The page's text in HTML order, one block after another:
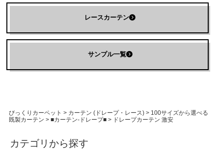
レースカーテン
サンプル一覧
びっくりカーペット > カーテン (ドレープ・レース)> 100サイズから選べる
既製カーテン > ■カーテン-ドレープ■> ドレープカーテン 激安
カテゴリから探す